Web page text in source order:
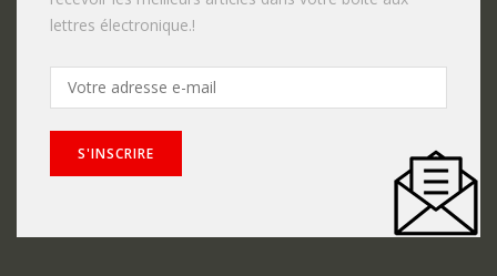
lettres électronique.!